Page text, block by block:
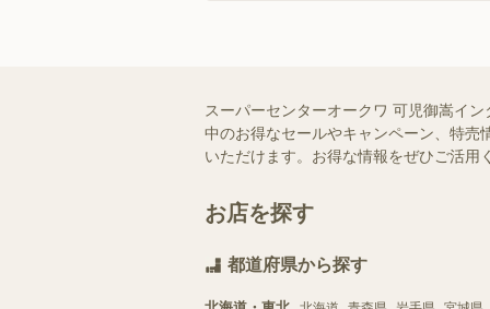
スーパーセンターオークワ 可児御嵩イ
中のお得なセールやキャンペーン、特売
いただけます。お得な情報をぜひご活用
お店を探す
都道府県から探す